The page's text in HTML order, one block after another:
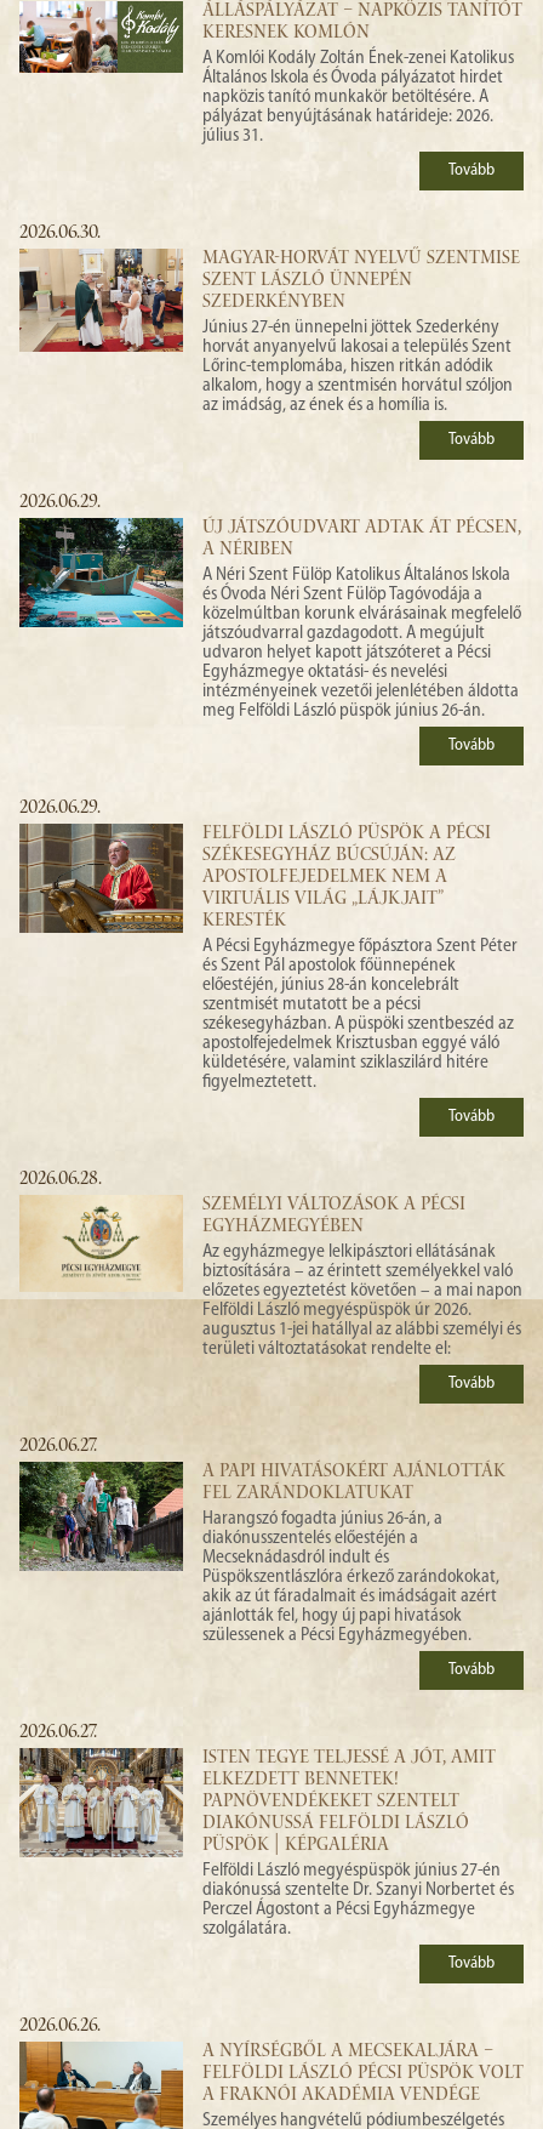
ÁLLÁSPÁLYÁZAT – NAPKÖZIS TANÍTÓT
KERESNEK KOMLÓN
A Komlói Kodály Zoltán Ének-zenei Katolikus
Általános Iskola és Óvoda pályázatot hirdet
napközis tanító munkakör betöltésére. A
pályázat benyújtásának határideje: 2026.
július 31.
Tovább
2026.06.30.
MAGYAR-HORVÁT NYELVŰ SZENTMISE
SZENT LÁSZLÓ ÜNNEPÉN
SZEDERKÉNYBEN
Június 27-én ünnepelni jöttek Szederkény
horvát anyanyelvű lakosai a település Szent
Lőrinc-templomába, hiszen ritkán adódik
alkalom, hogy a szentmisén horvátul szóljon
az imádság, az ének és a homília is.
Tovább
2026.06.29.
ÚJ JÁTSZÓUDVART ADTAK ÁT PÉCSEN,
A NÉRIBEN
A Néri Szent Fülöp Katolikus Általános Iskola
és Óvoda Néri Szent Fülöp Tagóvodája a
közelmúltban korunk elvárásainak megfelelő
játszóudvarral gazdagodott. A megújult
udvaron helyet kapott játszóteret a Pécsi
Egyházmegye oktatási- és nevelési
intézményeinek vezetői jelenlétében áldotta
meg Felföldi László püspök június 26-án.
Tovább
2026.06.29.
FELFÖLDI LÁSZLÓ PÜSPÖK A PÉCSI
SZÉKESEGYHÁZ BÚCSÚJÁN: AZ
APOSTOLFEJEDELMEK NEM A
VIRTUÁLIS VILÁG „LÁJKJAIT”
KERESTÉK
A Pécsi Egyházmegye főpásztora Szent Péter
és Szent Pál apostolok főünnepének
előestéjén, június 28-án koncelebrált
szentmisét mutatott be a pécsi
székesegyházban. A püspöki szentbeszéd az
apostolfejedelmek Krisztusban eggyé váló
küldetésére, valamint sziklaszilárd hitére
figyelmeztetett.
Tovább
2026.06.28.
SZEMÉLYI VÁLTOZÁSOK A PÉCSI
EGYHÁZMEGYÉBEN
Az egyházmegye lelkipásztori ellátásának
biztosítására – az érintett személyekkel való
előzetes egyeztetést követően – a mai napon
Felföldi László megyéspüspök úr 2026.
augusztus 1-jei hatállyal az alábbi személyi és
területi változtatásokat rendelte el:
Tovább
2026.06.27.
A PAPI HIVATÁSOKÉRT AJÁNLOTTÁK
FEL ZARÁNDOKLATUKAT
Harangszó fogadta június 26-án, a
diakónusszentelés előestéjén a
Mecseknádasdról indult és
Püspökszentlászlóra érkező zarándokokat,
akik az út fáradalmait és imádságait azért
ajánlották fel, hogy új papi hivatások
szülessenek a Pécsi Egyházmegyében.
Tovább
2026.06.27.
ISTEN TEGYE TELJESSÉ A JÓT, AMIT
ELKEZDETT BENNETEK!
PAPNÖVENDÉKEKET SZENTELT
DIAKÓNUSSÁ FELFÖLDI LÁSZLÓ
PÜSPÖK | KÉPGALÉRIA
Felföldi László megyéspüspök június 27-én
diakónussá szentelte Dr. Szanyi Norbertet és
Perczel Ágostont a Pécsi Egyházmegye
szolgálatára.
Tovább
2026.06.26.
A NYÍRSÉGBŐL A MECSEKALJÁRA –
FELFÖLDI LÁSZLÓ PÉCSI PÜSPÖK VOLT
A FRAKNÓI AKADÉMIA VENDÉGE
Személyes hangvételű pódiumbeszélgetés